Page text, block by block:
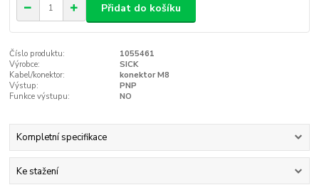
Přidat do košíku
Číslo produktu:
1055461
Výrobce:
SICK
Kabel/konektor:
konektor M8
Výstup:
PNP
Funkce výstupu:
NO
Kompletní specifikace
Ke stažení